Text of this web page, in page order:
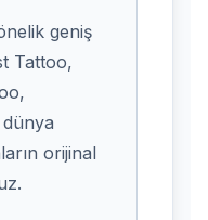
geniş
Tattoo,
orijinal